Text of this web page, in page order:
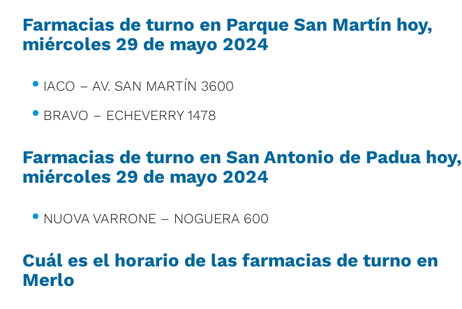
Farmacias de turno en Parque San Martín hoy,
miércoles 29 de mayo 2024
IACO – AV. SAN MARTÍN 3600
BRAVO – ECHEVERRY 1478
Farmacias de turno en San Antonio de Padua hoy,
miércoles 29 de mayo 2024
NUOVA VARRONE – NOGUERA 600
Cuál es el horario de las farmacias de turno en
Merlo